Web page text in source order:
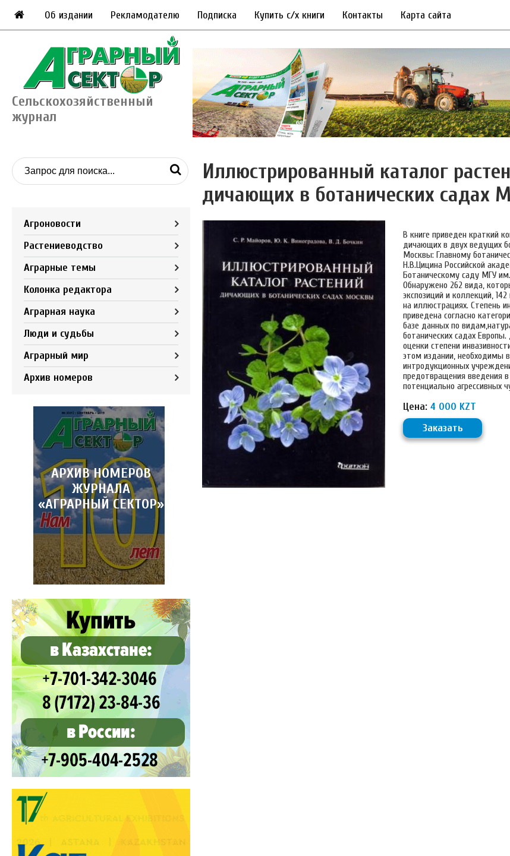
Об издании Рекламодателю Подписка Купить с/х книги Контакты Карта сайта
Сельскохозяйственный
журнал
Агроновости
Растениеводство
Аграрные темы
Колонка редактора
Аграрная наука
Люди и судьбы
Аграрный мир
Архив номеров
АРХИВ НОМЕРОВ
ЖУРНАЛА
«АГРАРНЫЙ СЕКТОР»
Иллюстрированный каталог
дичающих в ботанических садах
В книге приведен краткий
дичающих в двух ведущих
Москвы: Главному
Н.В.Цицина Российской
Ботаническому саду МГУ
Обнаружено 262 вида,
экспозиций и коллекций,
на иллюстрациях. Степень
приведена согласно
базе данных по
ботанических садах
оценки степени
этом издании, необходимы
интродукционных
предотвращения введения
потенциально агрессивных
Цена: 4 000 KZT
Заказать